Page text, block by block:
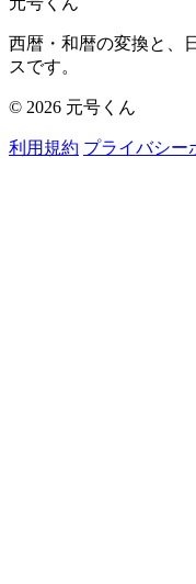
西暦・和暦の変換と、
スです。
© 2026 元号くん
利用規約 プライバシー